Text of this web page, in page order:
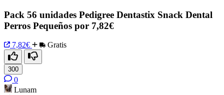
Pack 56 unidades Pedigree Dentastix Snack Dental
Perros Pequeños por 7,82€
7,82€ Gratis
300
0
Lunam